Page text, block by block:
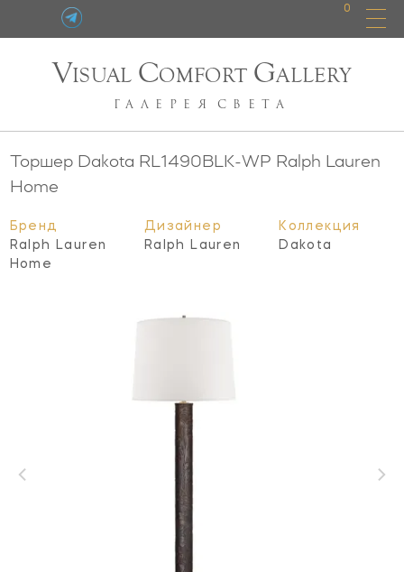
0
VISUAL COMFORT GALLERY
ГАЛЕРЕЯ СВЕТА
Торшер Dakota RL1490BLK-WP Ralph Lauren
Home
Бренд
Ralph Lauren
Home
Дизайнер
Ralph Lauren
Коллекция
Dakota